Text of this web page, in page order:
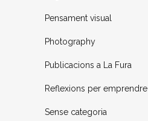
Pensament visual
Photography
Publicacions a La Fura
Reflexions per emprendre
Sense categoria